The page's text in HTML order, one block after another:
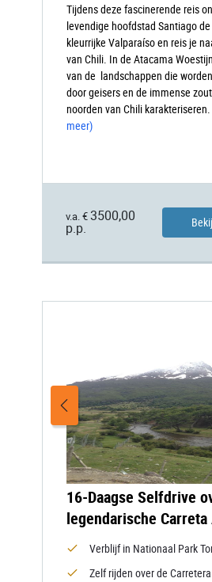
Tijdens deze fascinerende reis
levendige hoofdstad Santiago
kleurrijke Valparaíso en reis je
van Chili. In de Atacama
van de landschappen die
door geisers en de immense
noorden van Chili
meer)
v.a. € 3500,00
p.p.
16-Daagse Selfdrive
legendarische
Verblijf in Nationaal Park
Zelf rijden over de